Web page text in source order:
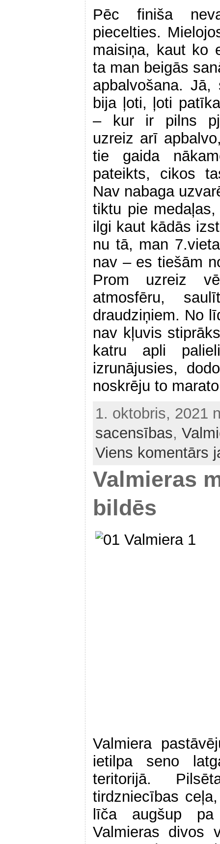
Pēc finiša
piecelties.
maisiņa, kaut ko
ta man beigās
apbalvošana.
bija ļoti, ļoti
– kur ir pilns
uzreiz arī
tie gaida
pateikts, cikos
Nav nabaga
tiktu pie
ilgi kaut kādās
nu tā, man
nav – es tiešām
Prom uzreiz
atmosfēru,
draudziņiem. No
nav kļuvis
katru apli
izrunājusies,
noskrēju to
1. oktobris, 2021
sacensības,
Viens komentārs
Valmieras
bildēs
Valmiera
ietilpa seno
teritorijā.
tirdzniecības
līča augšup
Valmieras divos